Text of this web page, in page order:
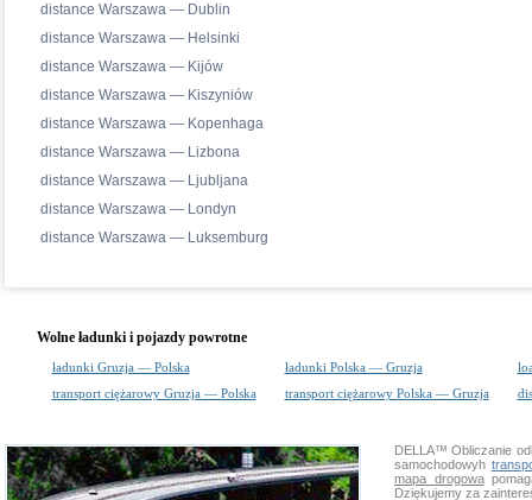
distance Warszawa — Dublin
distance Warszawa — Helsinki
distance Warszawa — Kijów
distance Warszawa — Kiszyniów
distance Warszawa — Kopenhaga
distance Warszawa — Lizbona
distance Warszawa — Ljubljana
distance Warszawa — Londyn
distance Warszawa — Luksemburg
Wolne ładunki i pojazdy powrotne
ładunki Gruzja — Polska ładunki Polska — Gruzja
transport ciężarowy Gruzja — Polska
transport ciężarowy Polska — Gruzja
DELLA™Obliczanie
samochodowyh
mapa drogowa
Dziękujemy za